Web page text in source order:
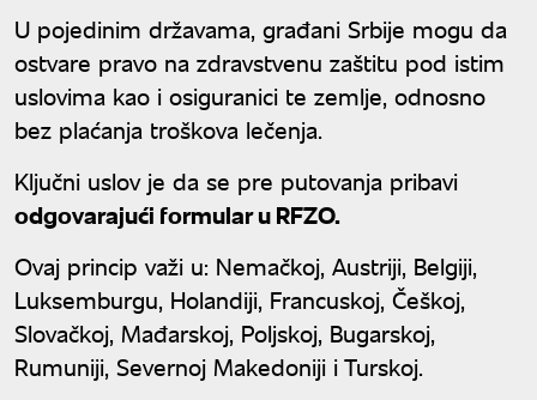
U pojedinim državama, građani Srbije mogu da
ostvare pravo na zdravstvenu zaštitu pod istim
uslovima kao i osiguranici te zemlje, odnosno
bez plaćanja troškova lečenja.
Ključni uslov je da se pre putovanja pribavi
odgovarajući formular u RFZO.
Ovaj princip važi u: Nemačkoj, Austriji, Belgiji,
Luksemburgu, Holandiji, Francuskoj, Češkoj,
Slovačkoj, Mađarskoj, Poljskoj, Bugarskoj,
Rumuniji, Severnoj Makedoniji i Turskoj.